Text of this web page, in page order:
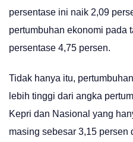
persentase ini naik 2,09
pertumbuhan ekonomi pada
persentase 4,75 persen.
Tidak hanya itu,
lebih tinggi dari angka
Kepri dan Nasional yang
masing sebesar 3,15 persen